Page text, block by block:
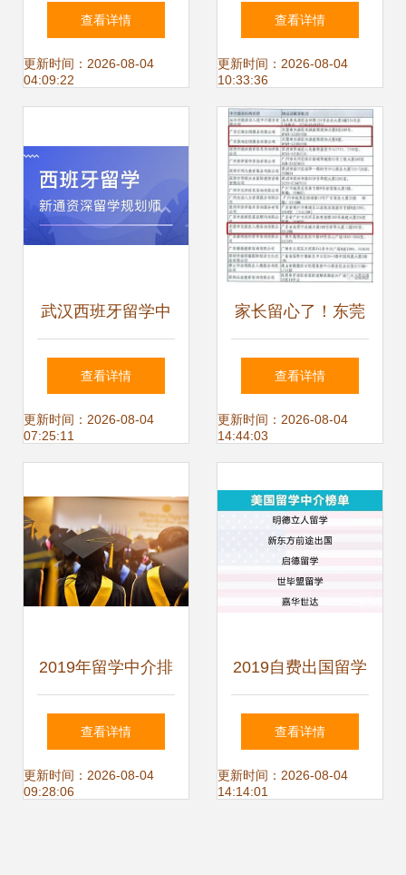
服务中心 专业自费
出国留学中介服务
查看详情
更新时间：2026-08-04
04:09:22
是否必要——基于
自费留学服务性质
的深入思考
查看详情
更新时间：2026-08-04
10:33:36
武汉西班牙留学中
介 自费出国留学中
介服务全指南
查看详情
更新时间：2026-08-04
07:25:11
家长留心了！东莞
仅5家机构具备自
费出国留学服务资
查看详情
更新时间：2026-08-04
14:44:03
2019年留学中介排
名与自费出国咨询
感受 揭秘榜单背后
查看详情
更新时间：2026-08-04
09:28:06
2019自费出国留学
中介服务调查报告
谁最靠谱？留学前
查看详情
更新时间：2026-08-04
14:14:01